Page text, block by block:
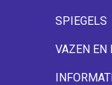
SPIEGELS
VAZEN EN